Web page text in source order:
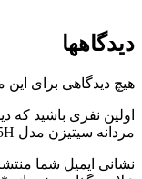
دیدگاهها
هیچ دیدگاهی برای
اولین نفری باشید
مردانه سیتیزن مدل BU2026-65H”
نشانی ایمیل شما